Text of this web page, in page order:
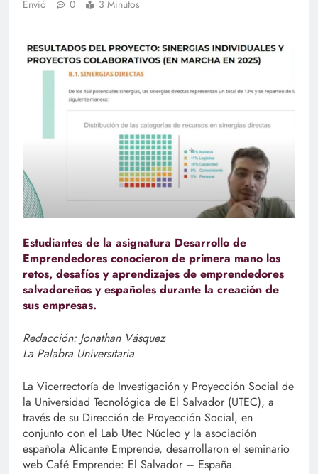
Envió
0 3 Minutos
Estudiantes de la asignatura Desarrollo de
Emprendedores conocieron de primera mano los
retos, desafíos y aprendizajes de emprendedores
salvadoreños y españoles durante la creación de
sus empresas.
Redacción: Jonathan Vásquez
La Palabra Universitaria
La Vicerrectoría de Investigación y Proyección Social de
la Universidad Tecnológica de El Salvador (UTEC), a
través de su Dirección de Proyección Social, en
conjunto con el Lab Utec Núcleo y la asociación
española Alicante Emprende, desarrollaron el seminario
web Café Emprende: El Salvador – España.